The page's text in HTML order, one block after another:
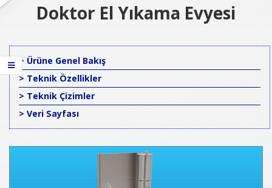
Doktor El Yıkama Evyesi
> Ürüne Genel Bakış
> Teknik Özellikler
> Teknik Çizimler
> Veri Sayfası